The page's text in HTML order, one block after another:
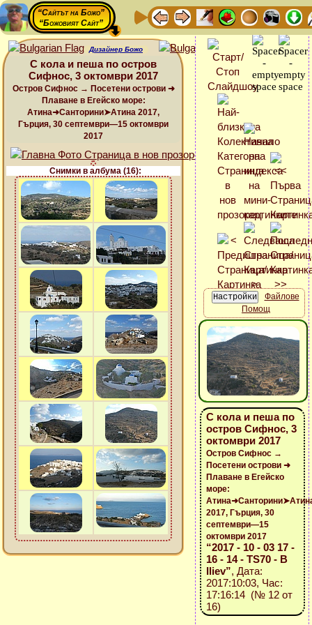
“Сайтът на Божо”
“Божовият Сайт”
Дизайнер Божо
С кола и пеша по остров
Сифнос, 3 октомври 2017
Остров Сифнос → Посетени острови ➜
Плаване в Егейско море:
Атина➜Санторини➤Атина 2017,
Гърция, 30 септември—15 октомври
2017
Снимки в албума (16):
Файлове
Помощ
С кола и пеша по
остров Сифнос, 3
октомври 2017
Остров Сифнос →
Посетени острови ➜
Плаване в Егейско
море:
2017, Гърция, 30
септември—15
октомври 2017
“2017 - 10 - 03 17 -
16 - 14 - TS70 - B
Iliev”, Дата:
2017:10:03, Час:
17:16:14 (№ 12 от
16)